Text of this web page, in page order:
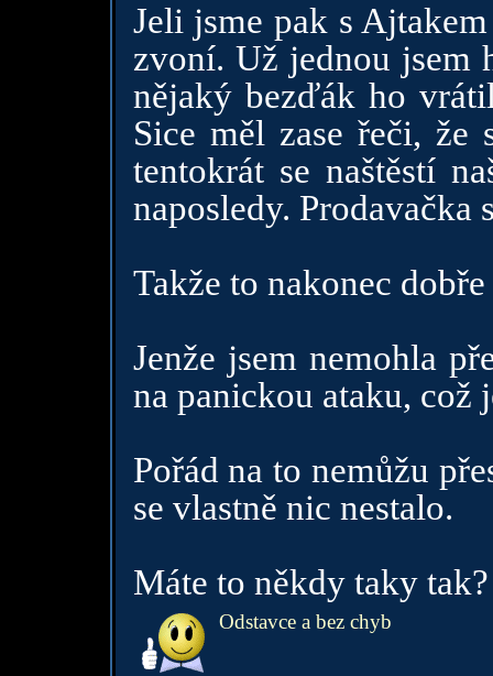
Jeli jsme pak s
zvoní. Už jednou jsem
nějaký bezďák ho
Sice měl zase řeči, že
tentokrát se naštěstí
naposledy. Prodavačka
Takže to nakonec
Jenže jsem nemohla
na panickou ataku, což
Pořád na to nemůžu
se vlastně nic nestalo.
Máte to někdy taky tak?
Odstavce a bez chyb